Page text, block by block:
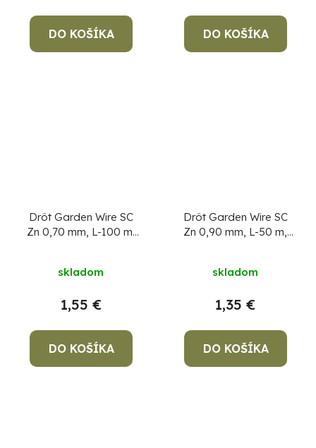
DO KOŠÍKA DO KOŠÍKA
Drôt Garden Wire SC
Zn 0,70 mm, L-100 m,
skladom
1,55 €
DO KOŠÍKA
Drôt Garden Wire SC
Zn 0,90 mm, L-50 m,
skladom
1,35 €
DO KOŠÍKA